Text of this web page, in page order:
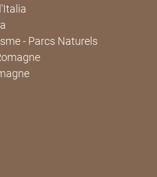
- Parcs Naturels
de Cammini Emilia-
de Cammini Emilia-
Twitter de Cammini Emilia-
la page Instagram de Cammini